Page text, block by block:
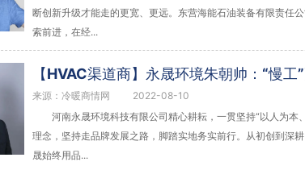
断创新升级才能走的更宽、更远。东营海能石油装备有限责任
索前进，在经...
【HVAC渠道商】永晟环境朱朝帅：“慢工
来源：冷暖商情网
2022-08-10
河南永晟环境科技有限公司精心耕耘，一贯坚持“以人为本
理念，坚持走品牌发展之路，脚踏实地务实前行。从初创到深
晟始终用品...